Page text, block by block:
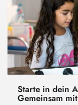
Starte in dein
Gemeinsam